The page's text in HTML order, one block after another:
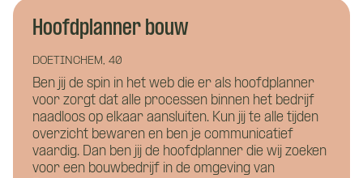
Hoofdplanner bouw
DOETINCHEM, 40
Ben jij de spin in het web die er als hoofdplanner
voor zorgt dat alle processen binnen het bedrijf
naadloos op elkaar aansluiten. Kun jij te alle tijden
overzicht bewaren en ben je communicatief
vaardig. Dan ben jij de hoofdplanner die wij zoeken
voor een bouwbedrijf in de omgeving van
Hoe kunnen we je bereiken?
Telefoonnummer*
Curriculum Vitae (niet verplicht)